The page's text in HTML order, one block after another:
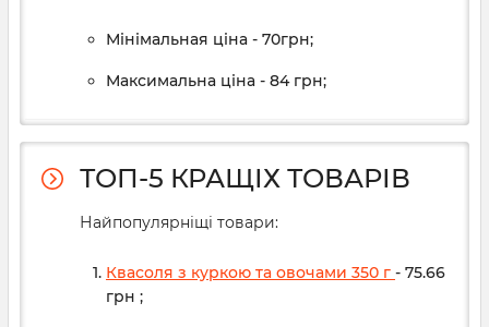
Мінімальная ціна - 70грн;
Максимальна ціна - 84 грн;
ТОП-5 КРАЩІХ ТОВАРІВ
Найпопулярніщі товари:
Квасоля з куркою та овочами 350 г - 75.66
грн ;